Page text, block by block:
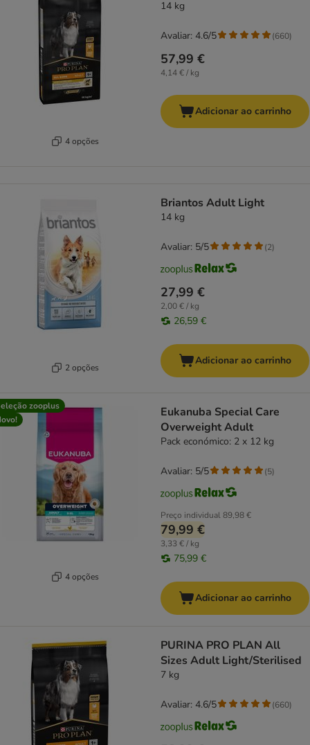
4 opções
14 kg
57,99 €
4,14 € / kg
Avaliar: 4.6/5 (660)
Adicionar ao carrinho
2 opções
Briantos Adult Light
14 kg
27,99 €
2,00 € / kg
26,59 €
Avaliar: 5/5 (2)
Adicionar ao carrinho
zooplus
4 opções
Eukanuba Special Care
Overweight Adult
Pack económico: 2 x 12 kg
Preço individual89,98 €
79,99 €
3,33 € / kg
75,99 €
Avaliar: 5/5 (5)
Adicionar ao carrinho
PURINA PRO PLAN All
Sizes Adult Light/Sterilised
7 kg
Avaliar: 4.6/5 (660)